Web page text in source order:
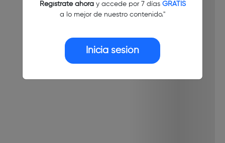
Regístrate ahoray accede por 7 días GRATIS
a lo mejor de nuestro contenido."
Inicia sesión